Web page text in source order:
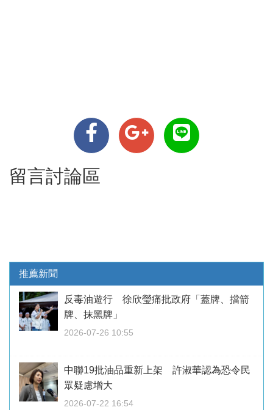
留言討論區
推薦新聞
反毒油遊行 徐欣瑩痛批政府「蓋牌、擋箭
牌、抹黑牌」
2026-07-26 10:55
中聯19批油品重新上架 許淑華認為恐令民
眾疑慮增大
2026-07-22 16:54